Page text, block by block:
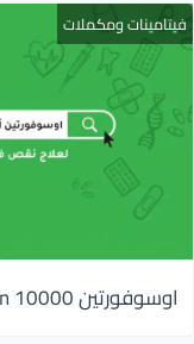
فيتامينات ومكملات
اوسوفورتين 10000 Ossofortin | فيتامين د أقراص